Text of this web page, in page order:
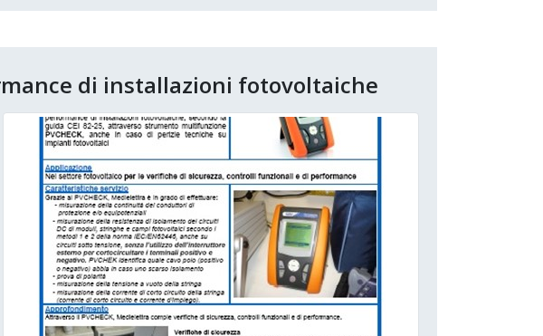
di installazioni fotovoltaiche